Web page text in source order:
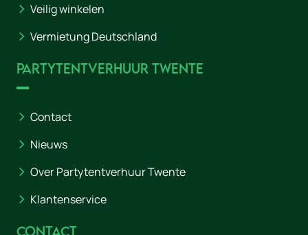
Veilig winkelen
Vermietung Deutschland
Partytentverhuur Twente
Contact
Nieuws
Over Partytentverhuur Twente
Klantenservice
Contact